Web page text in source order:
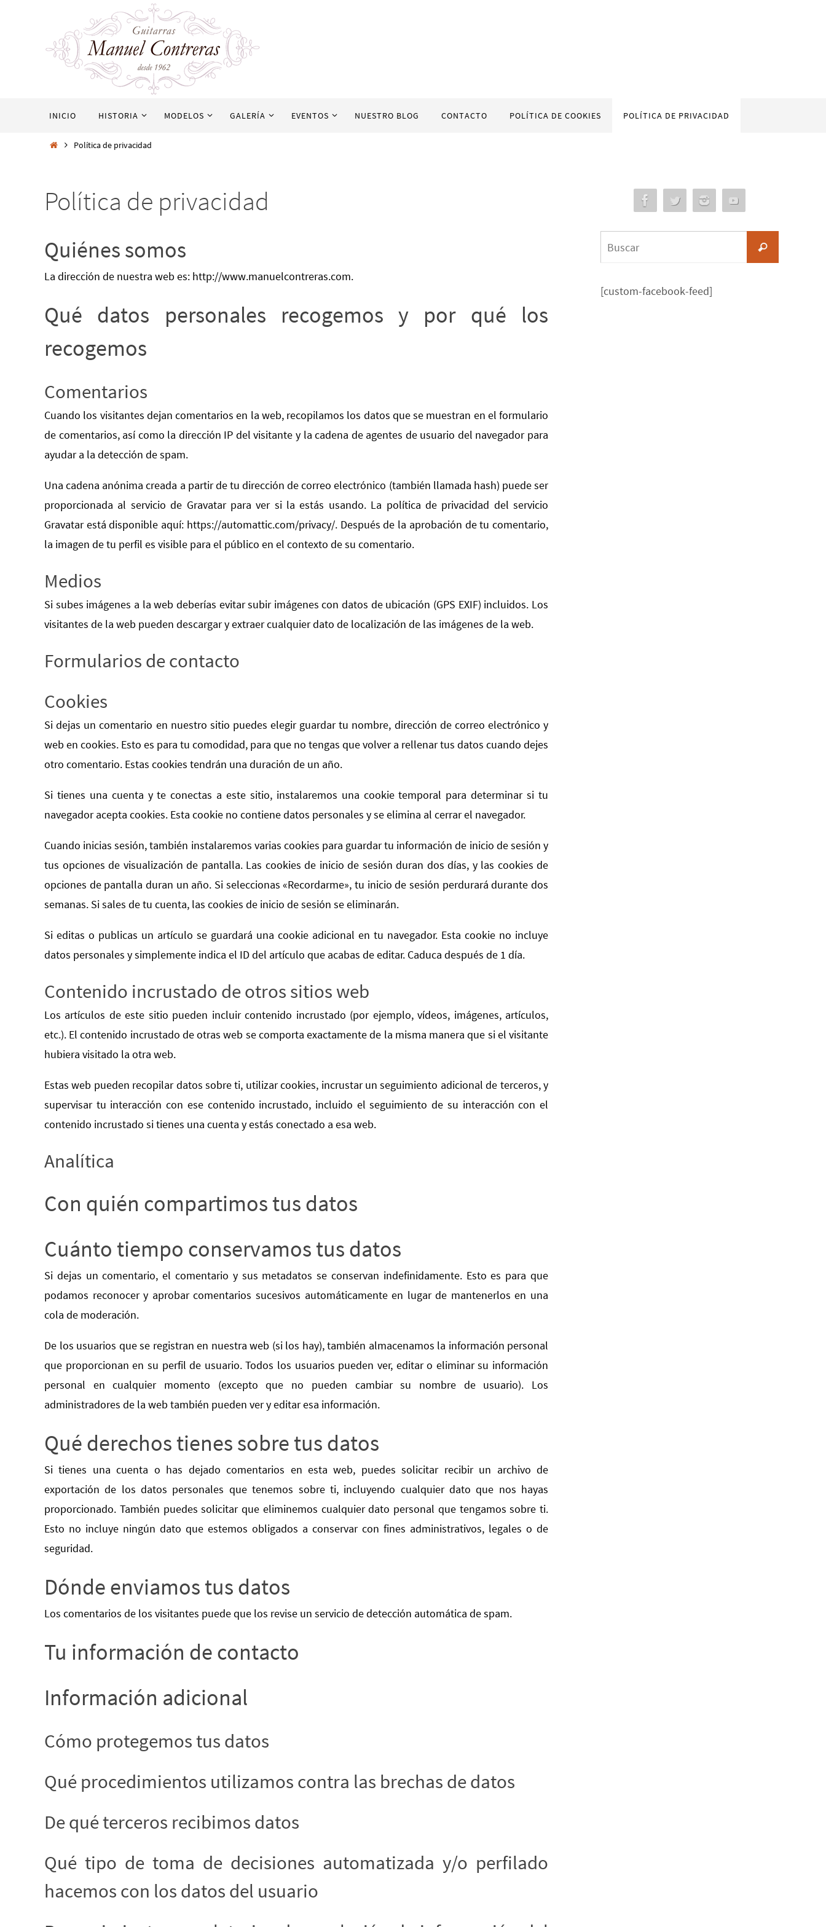
INICIO HISTORIA MODELOS GALERÍA EVENTOS NUESTRO BLOG CONTACTO POLÍTICA DE COOKIES POLÍTICA DE PRIVACIDAD
Política de privacidad
Política de privacidad
Quiénes somos
La dirección de nuestra web es: http://www.manuelcontreras.com.
Qué datos personales recogemos y por qué los
recogemos
Comentarios
Cuando los visitantes dejan comentarios en la web, recopilamos los datos que se muestran en el formulario
de comentarios, así como la dirección IP del visitante y la cadena de agentes de usuario del navegador para
ayudar a la detección de spam.
Una cadena anónima creada a partir de tu dirección de correo electrónico (también llamada hash) puede ser
proporcionada al servicio de Gravatar para ver si la estás usando. La política de privacidad del servicio
Gravatar está disponible aquí: https://automattic.com/privacy/. Después de la aprobación de tu comentario,
la imagen de tu perfil es visible para el público en el contexto de su comentario.
Medios
Si subes imágenes a la web deberías evitar subir imágenes con datos de ubicación (GPS EXIF) incluidos. Los
visitantes de la web pueden descargar y extraer cualquier dato de localización de las imágenes de la web.
Formularios de contacto
Cookies
Si dejas un comentario en nuestro sitio puedes elegir guardar tu nombre, dirección de correo electrónico y
web en cookies. Esto es para tu comodidad, para que no tengas que volver a rellenar tus datos cuando dejes
otro comentario. Estas cookies tendrán una duración de un año.
Si tienes una cuenta y te conectas a este sitio, instalaremos una cookie temporal para determinar si tu
navegador acepta cookies. Esta cookie no contiene datos personales y se elimina al cerrar el navegador.
Cuando inicias sesión, también instalaremos varias cookies para guardar tu información de inicio de sesión y
tus opciones de visualización de pantalla. Las cookies de inicio de sesión duran dos días, y las cookies de
opciones de pantalla duran un año. Si seleccionas «Recordarme», tu inicio de sesión perdurará durante dos
semanas. Si sales de tu cuenta, las cookies de inicio de sesión se eliminarán.
Si editas o publicas un artículo se guardará una cookie adicional en tu navegador. Esta cookie no incluye
datos personales y simplemente indica el ID del artículo que acabas de editar. Caduca después de 1 día.
Contenido incrustado de otros sitios web
Los artículos de este sitio pueden incluir contenido incrustado (por ejemplo, vídeos, imágenes, artículos,
etc.). El contenido incrustado de otras web se comporta exactamente de la misma manera que si el visitante
hubiera visitado la otra web.
Estas web pueden recopilar datos sobre ti, utilizar cookies, incrustar un seguimiento adicional de terceros, y
supervisar tu interacción con ese contenido incrustado, incluido el seguimiento de su interacción con el
contenido incrustado si tienes una cuenta y estás conectado a esa web.
Analítica
Con quién compartimos tus datos
Cuánto tiempo conservamos tus datos
Si dejas un comentario, el comentario y sus metadatos se conservan indefinidamente. Esto es para que
podamos reconocer y aprobar comentarios sucesivos automáticamente en lugar de mantenerlos en una
cola de moderación.
De los usuarios que se registran en nuestra web (si los hay), también almacenamos la información personal
que proporcionan en su perfil de usuario. Todos los usuarios pueden ver, editar o eliminar su información
personal en cualquier momento (excepto que no pueden cambiar su nombre de usuario). Los
administradores de la web también pueden ver y editar esa información.
Qué derechos tienes sobre tus datos
Si tienes una cuenta o has dejado comentarios en esta web, puedes solicitar recibir un archivo de
exportación de los datos personales que tenemos sobre ti, incluyendo cualquier dato que nos hayas
proporcionado. También puedes solicitar que eliminemos cualquier dato personal que tengamos sobre ti.
Esto no incluye ningún dato que estemos obligados a conservar con fines administrativos, legales o de
seguridad.
Dónde enviamos tus datos
Los comentarios de los visitantes puede que los revise un servicio de detección automática de spam.
Tu información de contacto
Información adicional
Cómo protegemos tus datos
Qué procedimientos utilizamos contra las brechas de datos
De qué terceros recibimos datos
Qué tipo de toma de decisiones automatizada y/o perfilado
hacemos con los datos del usuario
[custom-facebook-feed]